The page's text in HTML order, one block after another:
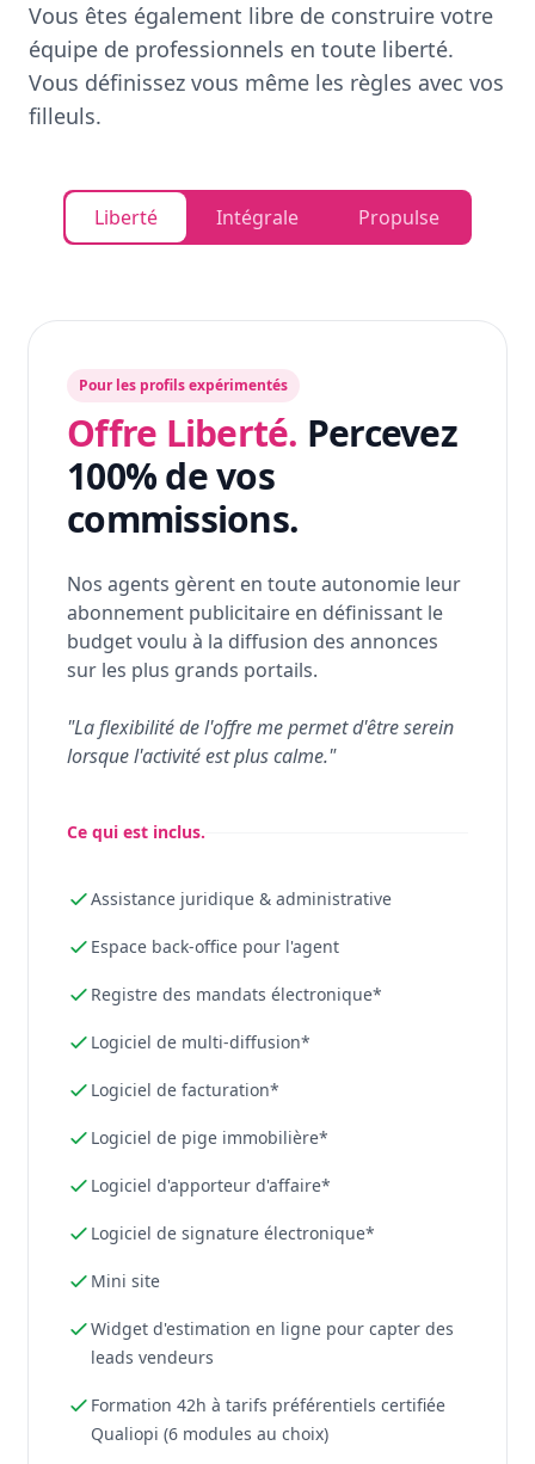
Vous êtes également libre de construire votre
équipe de professionnels en toute liberté.
Vous définissez vous même les règles avec vos
filleuls.
Liberté Intégrale Propulse
Pour les profils expérimentés
Offre Liberté. Percevez
100% de vos
commissions.
Nos agents gèrent en toute autonomie leur
abonnement publicitaire en définissant le
budget voulu à la diffusion des annonces
sur les plus grands portails.
"La flexibilité de l'offre me permet d'être serein
lorsque l'activité est plus calme."
Ce qui est inclus.
Assistance juridique & administrative
Espace back-office pour l'agent
Registre des mandats électronique*
Logiciel de multi-diffusion*
Logiciel de facturation*
Logiciel de pige immobilière*
Logiciel d'apporteur d'affaire*
Logiciel de signature électronique*
Mini site
Widget d'estimation en ligne pour capter des
leads vendeurs
Formation 42h à tarifs préférentiels certifiée
Qualiopi (6 modules au choix)